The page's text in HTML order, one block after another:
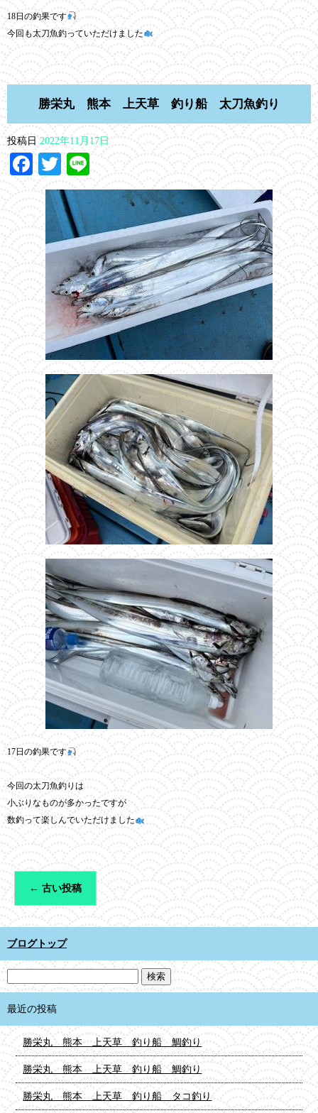
18日の釣果です
今回も太刀魚釣っていただけました
勝栄丸 熊本 上天草 釣り船 太刀魚釣り
投稿日 2022年11月17日
Facebook
Twitter
Line
17日の釣果です
今回の太刀魚釣りは
小ぶりなものが多かったですが
数釣って楽しんでいただけました
← 古い投稿
ブログトップ
最近の投稿
勝栄丸 熊本 上天草 釣り船 鯛釣り
勝栄丸 熊本 上天草 釣り船 鯛釣り
勝栄丸 熊本 上天草 釣り船 タコ釣り